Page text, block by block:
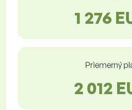
1 276
Priemerný
2 012